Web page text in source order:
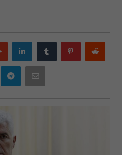
Google
plus
LinkedIn Tumblr Pinterest
Print Telegram